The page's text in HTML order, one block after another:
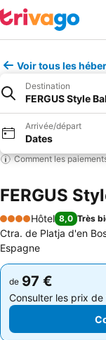
Voir tous les
Destination
FERGUS Style
Arrivée/départ
Dates
Comment les
FERGUS
4 Étoiles
Hôtel 8,0 Très
Ctra. de Platja d'en
Espagne
de 97 €
Consulter les prix de
de 97 €
Consulter les prix de